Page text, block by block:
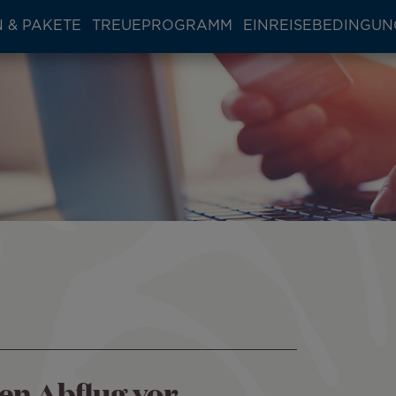
& PAKETE TREUEPROGRAMM